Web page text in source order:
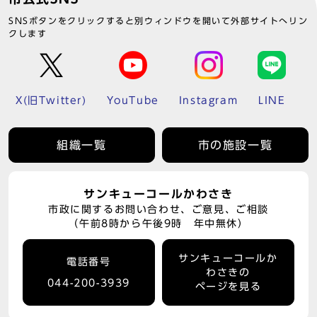
SNSボタンをクリックすると別ウィンドウを開いて外部サイトへリン
クします
X(旧Twitter) YouTube Instagram LINE
組織一覧 市の施設一覧
サンキューコールかわさき
市政に関するお問い合わせ、ご意見、ご相談
（午前8時から午後9時 年中無休）
電話番号
044-200-3939
サンキューコールか
わさきの
ページを見る